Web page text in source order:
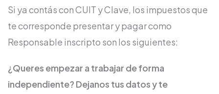
Si ya contás con CUIT y Clave, los impuestos que
te corresponde presentar y pagar como
Responsable inscripto son los siguientes:
¿Queres empezar a trabajar de forma
independiente? Dejanos tus datos y te